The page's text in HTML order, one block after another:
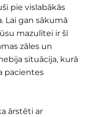
pie vislabākās
Lai gan sākumā
mazulītei ir šī
zāles un
situācija, kurā
pacientes
ārstēti ar